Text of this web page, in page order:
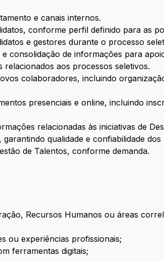
e canais internos.
conforme perfil definido para as
e gestores durante o processo
consolidação de informações para
aos processos seletivos.
colaboradores, incluindo
presenciais e online, incluindo
relacionadas às iniciativas de
qualidade e confiabilidade dos
de Talentos, conforme demanda.
Recursos Humanos ou áreas
ou experiências profissionais;
ferramentas digitais;